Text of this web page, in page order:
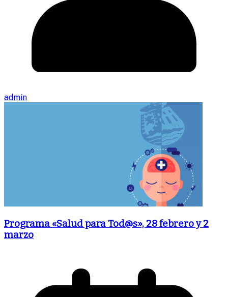
admin
Programa «Salud para Tod@s», 28 febrero y 2
marzo